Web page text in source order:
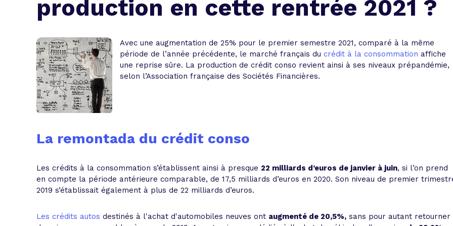
L'acte de vente et le remboursement
Toutes les simulations de
immobilier
Profitez de notre expertise au meilleur taux !
Toutes les simulations
Trouvez votre prêt conso au meilleur taux !
Bénéficiez de notre expertise en regroupement de crédits
production en cette rentrée 2021 ?
Avec une augmentation de 25% pour le premier semestre 2021, comparé à la même
période de l’année précédente, le marché français du crédit à la consommation affiche
une reprise sûre. La production de crédit conso revient ainsi à ses niveaux prépandémie,
selon l’Association française des Sociétés Financières.
La remontada du crédit conso
Les crédits à la consommation s’établissent ainsi à presque 22 milliards d’euros de janvier à juin, si l’on prend
en compte la période antérieure comparable, de 17,5 milliards d’euros en 2020. Son niveau de premier
2019 s’établissait également à plus de 22 milliards d’euros.
Les crédits autos destinés à l'achat d'automobiles neuves ont augmenté de 20,5%, sans pour autant retourner